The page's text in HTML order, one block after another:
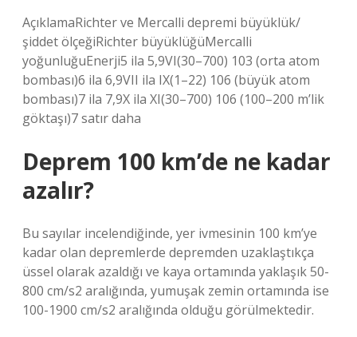
AçıklamaRichter ve Mercalli depremi büyüklük/
şiddet ölçeğiRichter büyüklüğüMercalli
yoğunluğuEnerji5 ila 5,9VI(30–700) 103 (orta atom
bombası)6 ila 6,9VII ila IX(1–22) 106 (büyük atom
bombası)7 ila 7,9X ila XI(30–700) 106 (100–200 m’lik
göktaşı)7 satır daha
Deprem 100 km’de ne kadar
azalır?
Bu sayılar incelendiğinde, yer ivmesinin 100 km’ye
kadar olan depremlerde depremden uzaklaştıkça
üssel olarak azaldığı ve kaya ortamında yaklaşık 50-
800 cm/s2 aralığında, yumuşak zemin ortamında ise
100-1900 cm/s2 aralığında olduğu görülmektedir.